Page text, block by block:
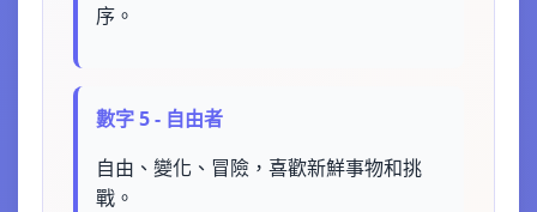
序。
數字 5 - 自由者
自由、變化、冒險，喜歡新鮮事物和挑
戰。